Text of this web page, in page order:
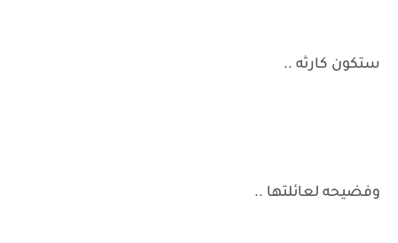
ستكون كارثه ..
وفضيحه لعائلتها ..